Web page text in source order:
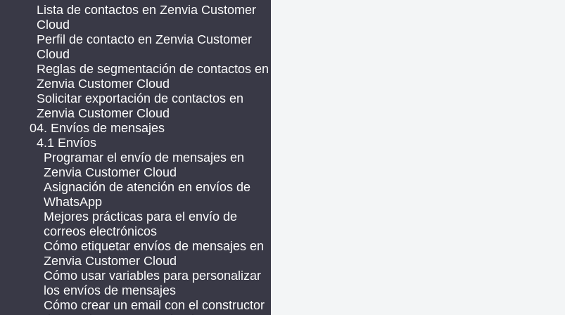
Lista de contactos en Zenvia Customer
Cloud
Perfil de contacto en Zenvia Customer
Cloud
Reglas de segmentación de contactos en
Zenvia Customer Cloud
Solicitar exportación de contactos en
Zenvia Customer Cloud
04. Envíos de mensajes
4.1 Envíos
Programar el envío de mensajes en
Zenvia Customer Cloud
Asignación de atención en envíos de
WhatsApp
Mejores prácticas para el envío de
correos electrónicos
Cómo etiquetar envíos de mensajes en
Zenvia Customer Cloud
Cómo usar variables para personalizar
los envíos de mensajes
Cómo crear un email con el constructor